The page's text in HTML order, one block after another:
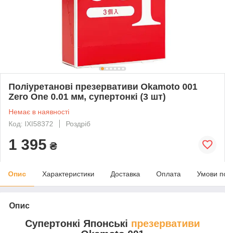
Поліуретанові презервативи Okamoto 001
Zero One 0.01 мм, супертонкі (3 шт)
Немає в наявності
Код: IXI58372
Роздріб
1 395 ₴
Опис Характеристики Доставка Оплата Умови
Опис
Супертонкі Японські презервативи